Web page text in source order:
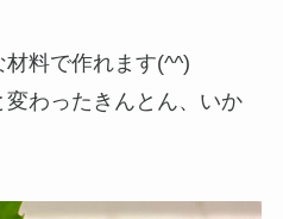
料で作れます(^^)
わったきんとん、いか